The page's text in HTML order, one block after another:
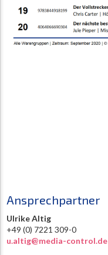
Ansprechpartner
Ulrike Altig
+49 (0) 7221 309-0
u.altig@media-control.de